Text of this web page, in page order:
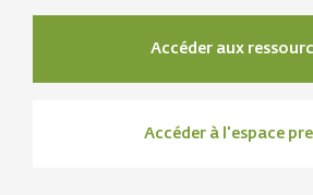
Accéder aux
Accéder à l'espace